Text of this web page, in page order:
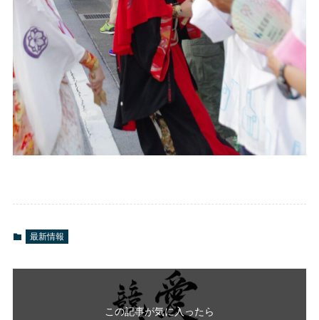
最新情報
この記事が気に入ったら